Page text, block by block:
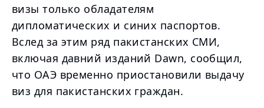
визы только обладателям
дипломатических и синих паспортов.
Вслед за этим ряд пакистанских СМИ,
включая давний изданий Dawn, сообщил,
что ОАЭ временно приостановили выдачу
виз для пакистанских граждан.